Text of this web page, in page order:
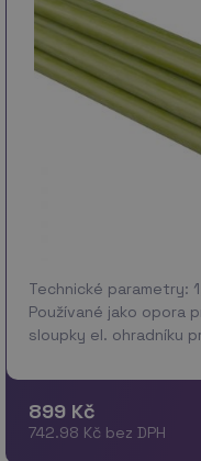
Technické parametry:
Používané jako opora
sloupky el. ohradníku
899 Kč
742.98 Kč bez DPH